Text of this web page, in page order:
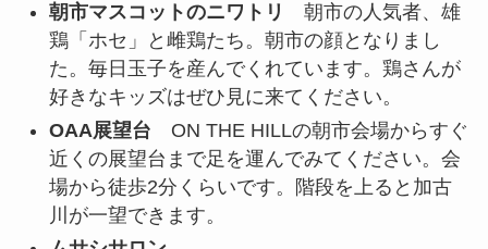
朝市マスコットのニワトリ
朝市の人気者、雄
鶏「ホセ」と雌鶏たち。朝市の顔となりまし
た。毎日玉子を産んでくれています。鶏さんが
好きなキッズはぜひ見に来てください。
OAA展望台 ON THE HILLの朝市会場からすぐ
近くの展望台まで足を運んでみてください。会
場から徒歩2分くらいです。階段を上ると加古
川が一望できます。